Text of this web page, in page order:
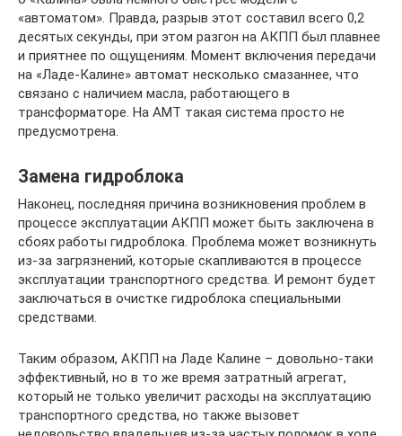
«автоматом». Правда, разрыв этот составил всего 0,2
десятых секунды, при этом разгон на АКПП был плавнее
и приятнее по ощущениям. Момент включения передачи
на «Ладе-Калине» автомат несколько смазаннее, что
связано с наличием масла, работающего в
трансформаторе. На АМТ такая система просто не
предусмотрена.
Замена гидроблока
Наконец, последняя причина возникновения проблем в
процессе эксплуатации АКПП может быть заключена в
сбоях работы гидроблока. Проблема может возникнуть
из-за загрязнений, которые скапливаются в процессе
эксплуатации транспортного средства. И ремонт будет
заключаться в очистке гидроблока специальными
средствами.
Таким образом, АКПП на Ладе Калине – довольно-таки
эффективный, но в то же время затратный агрегат,
который не только увеличит расходы на эксплуатацию
транспортного средства, но также вызовет